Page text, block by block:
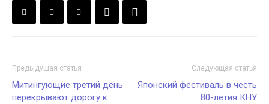
Предыдущая статья
Митингующие третий день
перекрывают дорогу к
Следующая статья
Японский фестиваль в честь
80-летия КНУ